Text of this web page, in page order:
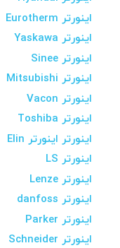
اینورتر Eurotherm
اینورتر Yaskawa
اینورتر Sinee
اینورتر Mitsubishi
اینورتر Vacon
اینورتر Toshiba
اینورتر اینورتر Elin
اینورتر LS
اینورتر Lenze
اینورتر danfoss
اینورتر Parker
اینورتر Schneider